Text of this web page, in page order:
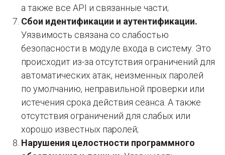
а также все API и связанные части;
Сбои идентификации и аутентификации.
Уязвимость связана со слабостью
безопасности в модуле входа в систему. Это
происходит из-за отсутствия ограничений для
автоматических атак, неизменных паролей
по умолчанию, неправильной проверки или
истечения срока действия сеанса. А также
отсутствия ограничений для слабых или
хорошо известных паролей;
Нарушения целостности программного